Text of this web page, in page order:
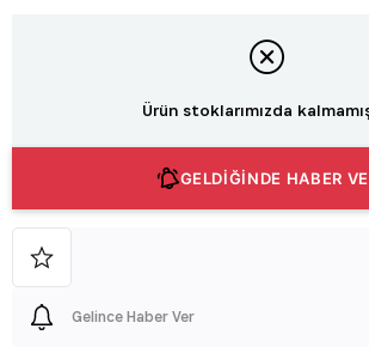
Ürün stoklarımızda
GELDİĞİNDE HABER
Gelince Haber Ver